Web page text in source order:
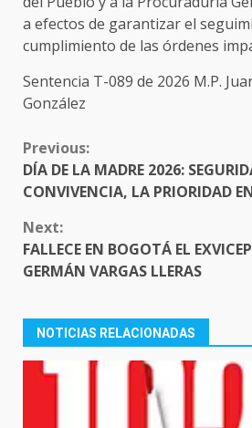
a efectos de garantizar el
cumplimiento de las órdenes
Sentencia T-089 de 2026 M.P.
González
CONTINUE
READING
Previous:
DÍA DE LA MADRE 2026:
CONVIVENCIA, LA PRIORIDAD
Next:
FALLECE EN BOGOTÁ EL
GERMÁN VARGAS LLERAS
NOTICIAS RELACIONADAS